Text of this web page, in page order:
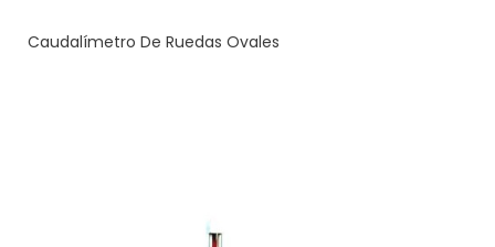
Caudalímetro De Ruedas Ovales